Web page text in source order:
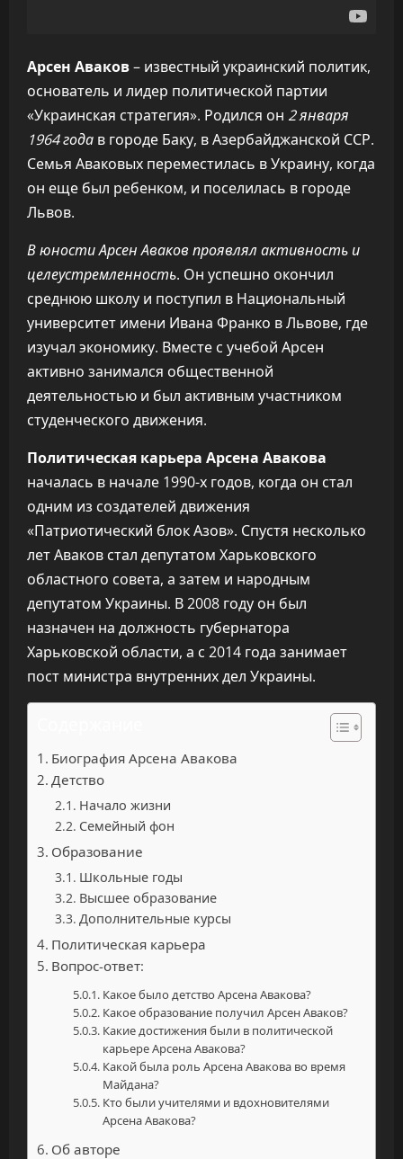
Арсен Аваков– известный украинский политик,
основатель и лидер политической партии
«Украинская стратегия». Родился он 2 января
1964 года в городе Баку, в Азербайджанской ССР.
Семья Аваковых переместилась в Украину, когда
он еще был ребенком, и поселилась в городе
Львов.
В юности Арсен Аваков проявлял активность и
целеустремленность. Он успешно окончил
среднюю школу и поступил в Национальный
университет имени Ивана Франко в Львове, где
изучал экономику. Вместе с учебой Арсен
активно занимался общественной
деятельностью и был активным участником
студенческого движения.
Политическая карьера Арсена Авакова
началась в начале 1990-х годов, когда он стал
одним из создателей движения
«Патриотический блок Азов». Спустя несколько
лет Аваков стал депутатом Харьковского
областного совета, а затем и народным
депутатом Украины. В 2008 году он был
назначен на должность губернатора
Харьковской области, а с 2014 года занимает
пост министра внутренних дел Украины.
Биография Арсена Авакова
Детство
Начало жизни
Семейный фон
Образование
Школьные годы
Высшее образование
Дополнительные курсы
Политическая карьера
Вопрос-ответ:
Какое было детство Арсена Авакова?
Какое образование получил Арсен Аваков?
Какие достижения были в политической
карьере Арсена Авакова?
Какой была роль Арсена Авакова во время
Майдана?
Кто были учителями и вдохновителями
Арсена Авакова?
Об авторе